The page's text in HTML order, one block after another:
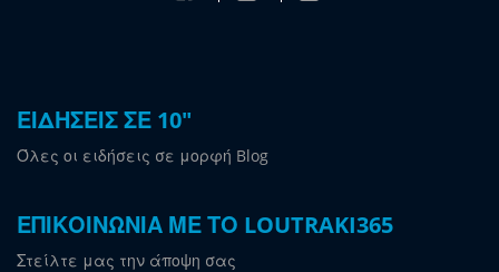
ΕΙΔΗΣΕΙΣ ΣΕ 10"
Όλες οι ειδήσεις σε μορφή Blog
ΕΠΙΚΟΙΝΩΝΙΑ ΜΕ ΤΟ LOUTRAKI365
Στείλτε μας την άποψη σας